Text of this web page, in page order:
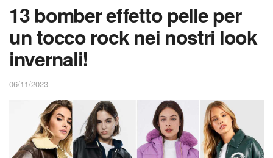
13 bomber effetto pelle per
un tocco rock nei nostri look
invernali!
06/11/2023